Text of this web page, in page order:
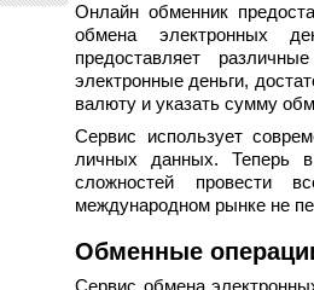
Онлайн обменник
обмена электронных
предоставляет
электронные деньги,
валюту и указать сумму
Сервис использует
личных данных. Теперь
сложностей провести
международном рынке не
Обменные